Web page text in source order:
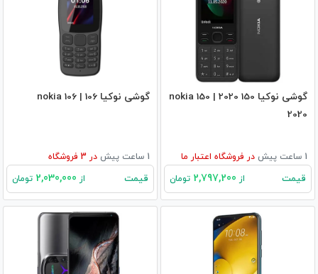
گوشی نوکیا 150 2020 | nokia 150
2020
1 ساعت پیش در فروشگاه اعتبار ما
قیمت از تومان
گوشی نوکیا 106 | nokia 106
1 ساعت پیش در فروشگاه
قیمت از تومان